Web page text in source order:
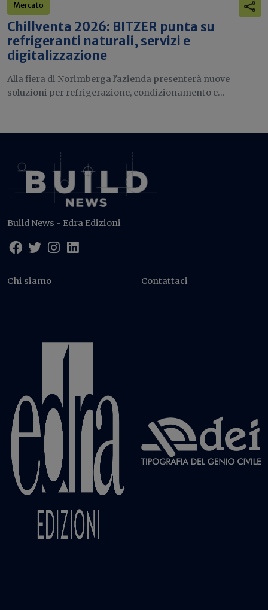
Mercato
Chillventa 2026: BITZER punta su
refrigeranti naturali, servizi e
digitalizzazione
Alla fiera di Norimberga l'azienda presenterà nuove
soluzioni per refrigerazione, condizionamento e...
Build News - Edra Edizioni
Chi siamo Contattaci